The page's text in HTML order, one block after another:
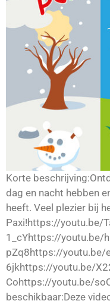
Korte
dag en nacht hebben
heeft. Veel plezier bij
Paxi!https://youtu.be/
1_cYhttps://youtu.be/
pZq8https://youtu.be/
6jkhttps://youtu.be/
Cohttps://youtu.be/
beschikbaar:Deze